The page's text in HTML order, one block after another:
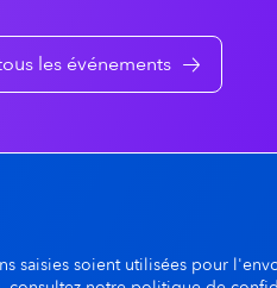
o
a
les événements
saisies soient utilisées pour